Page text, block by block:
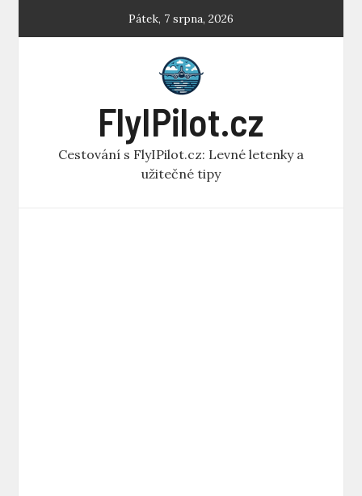
Pátek, 7 srpna, 2026
FlyIPilot.cz
Cestování s FlyIPilot.cz: Levné letenky a
užitečné tipy